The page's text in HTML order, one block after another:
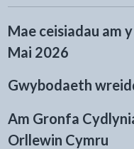
Mae ceisiadau am
Mai 2026
Gwybodaeth
Am Gronfa
Orllewin Cymru